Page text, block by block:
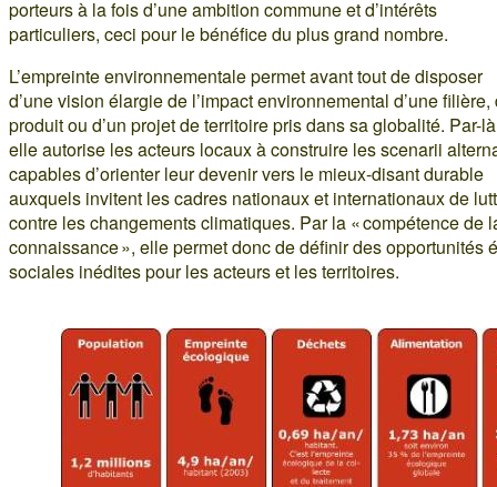
porteurs à la fois d’une ambition commune et d’intérêts
particuliers, ceci pour le bénéfice du plus grand nombre.
L’empreinte environnementale permet avant tout de disposer
d’une vision élargie de l’impact environnemental d’une filière,
produit ou d’un projet de territoire pris dans sa globalité. Par-
elle autorise les acteurs locaux à construire les scenarii
capables d’orienter leur devenir vers le mieux-disant durable
auxquels invitent les cadres nationaux et internationaux de
contre les changements climatiques. Par la « compétence de
connaissance », elle permet donc de définir des opportunités
sociales inédites pour les acteurs et les territoires.